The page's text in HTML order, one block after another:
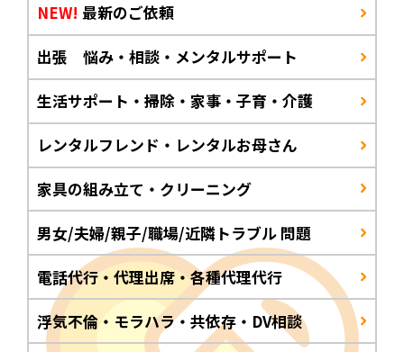
NEW! 最新のご依頼
出張 悩み・相談・メンタルサポート
生活サポート・掃除・家事・子育・介護
レンタルフレンド・レンタルお母さん
家具の組み立て・クリーニング
男女/夫婦/親子/職場/近隣トラブル 問題
電話代行・代理出席・各種代理代行
浮気不倫・モラハラ・共依存・DV相談